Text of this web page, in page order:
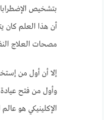
بتشخيص
أن هذا العلم
مصحات العلاج
إلا أن أول من
وأول من فتح
الإكلينيكي هو